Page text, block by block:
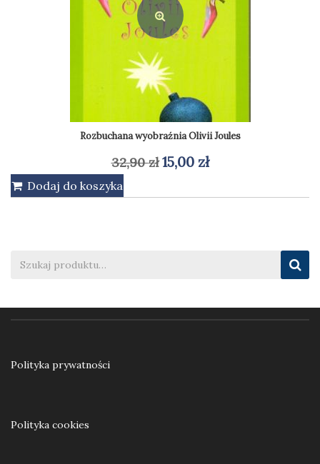
Rozbuchana wyobraźnia Olivii Joules
32,90zł Pierwotna
15,00 złAktualna
Dodaj do koszyka
Polityka prywatności
Polityka cookies